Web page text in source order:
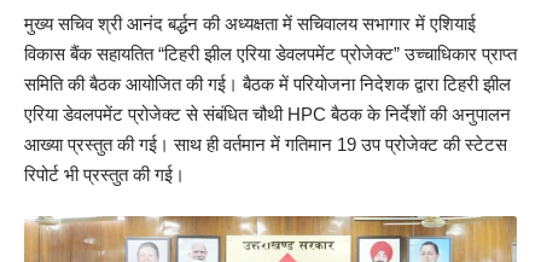
मुख्य सचिव श्री आनंद बर्द्धन की अध्यक्षता में सचिवालय सभागार में एशियाई
विकास बैंक सहायतित “टिहरी झील एरिया डेवलपमेंट प्रोजेक्ट” उच्चाधिकार प्राप्त
समिति की बैठक आयोजित की गई। बैठक में परियोजना निदेशक द्वारा टिहरी झील
एरिया डेवलपमेंट प्रोजेक्ट से संबंधित चौथी HPC बैठक के निर्देशों की अनुपालन
आख्या प्रस्तुत की गई। साथ ही वर्तमान में गतिमान 19 उप प्रोजेक्ट की स्टेटस
रिपोर्ट भी प्रस्तुत की गई।